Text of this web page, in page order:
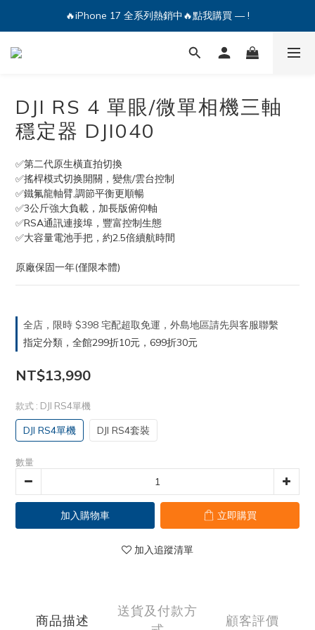
🔥iPhone 17 全系列熱銷中🔥點我購買 — !
💕加入Q哥 Line 新好友領優惠券！🎫
🔥iPhone 17 全系列熱銷中🔥點我購買 — !
DJI RS 4 單眼/微單相機三軸
穩定器 DJI040
✅第二代原生橫直拍切換
✅搖桿模式切换開關，變焦/雲台控制
✅鐵氟龍軸臂,調節平衡更順暢
✅3公斤強大負載，加長版俯仰軸
✅RSA通訊連接埠，豐富控制生態
✅大容量電池手把，約2.5倍續航時間
原廠保固一年(僅限本體)
全店，限時 $398 宅配超取免運，外島地區請先與客服聯繫
指定分類，全館299折10元，699折30元
NT$13,990
款式 : DJI RS4單機
DJI RS4單機 DJI RS4套裝
數量
加入購物車 立即購買
加入追蹤清單
商品描述
送貨及付款方
顧客評價